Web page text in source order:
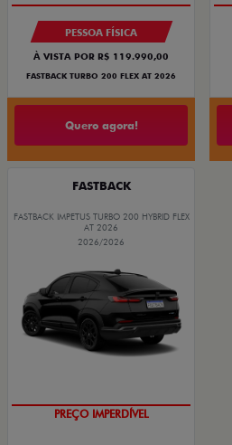
PESSOA FÍSICA
À VISTA POR R$ 119.990,00
FASTBACK TURBO 200 FLEX AT 2026
Quero agora!
FASTBACK
FASTBACK IMPETUS TURBO 200 HYBRID FLEX
AT 2026
2026/2026
PREÇO IMPERDÍVEL